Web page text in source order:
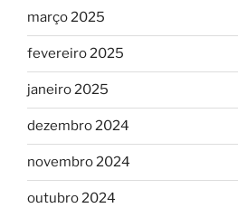
março 2025
fevereiro 2025
janeiro 2025
dezembro 2024
novembro 2024
outubro 2024